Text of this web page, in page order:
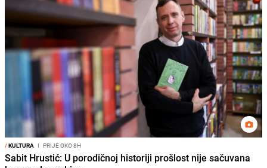
/KULTURA I PRIJE OKO 8H
Sabit Hrustić: U porodičnoj historiji prošlost nije sačuvana